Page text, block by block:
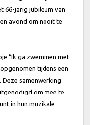
66-jarig jubileum van
avond om nooit te
“Ik ga zwemmen met
tijdens een
Deze samenwerking
om mee te
in hun muzikale